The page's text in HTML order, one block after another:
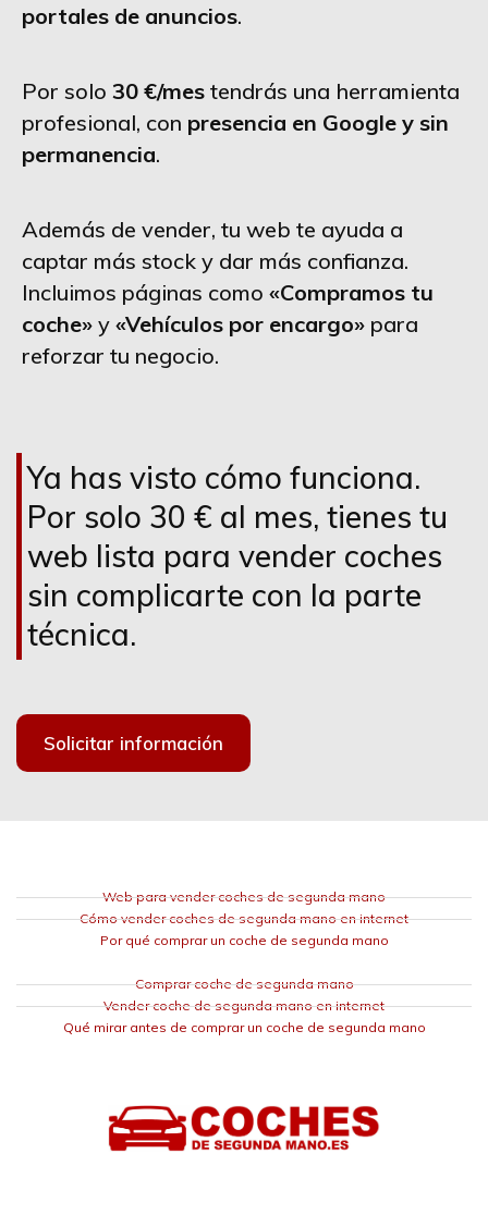
portales de anuncios.
Por solo 30 €/mes tendrás una herramienta
profesional, con presencia en Google y sin
permanencia.
Además de vender, tu web te ayuda a
captar más stock y dar más confianza.
Incluimos páginas como «Compramos tu
coche» y «Vehículos por encargo» para
reforzar tu negocio.
Ya has visto cómo funciona.
Por solo 30 € al mes, tienes tu
web lista para vender coches
sin complicarte con la parte
técnica.
Solicitar información
Web para vender coches de segunda mano
Cómo vender coches de segunda mano en internet
Por qué comprar un coche de segunda mano
Comprar coche de segunda mano
Vender coche de segunda mano en internet
Qué mirar antes de comprar un coche de segunda mano